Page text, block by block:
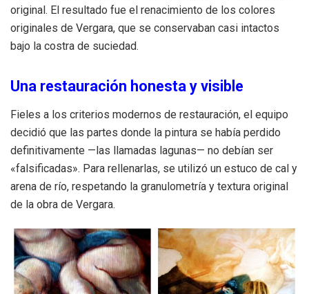
original. El resultado fue el renacimiento de los colores
originales de Vergara, que se conservaban casi intactos
bajo la costra de suciedad.
Una restauración honesta y visible
Fieles a los criterios modernos de restauración, el equipo
decidió que las partes donde la pintura se había perdido
definitivamente —las llamadas lagunas— no debían ser
«falsificadas». Para rellenarlas, se utilizó un estuco de cal y
arena de río, respetando la granulometría y textura original
de la obra de Vergara.